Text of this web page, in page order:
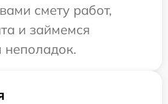
смету работ,
и займемся
неполадок.